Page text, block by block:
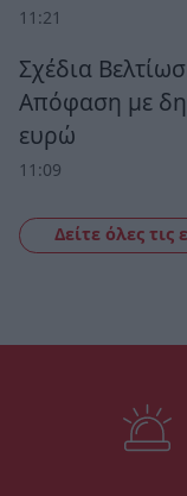
11:21
Σχέδια
Απόφαση με
ευρώ
11:09
Δείτε όλες τις